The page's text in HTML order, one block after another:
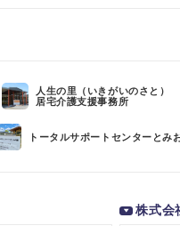
人生の里（いきがいのさと）
居宅介護支援事務所
トータルサポートセンターとみ
株式会